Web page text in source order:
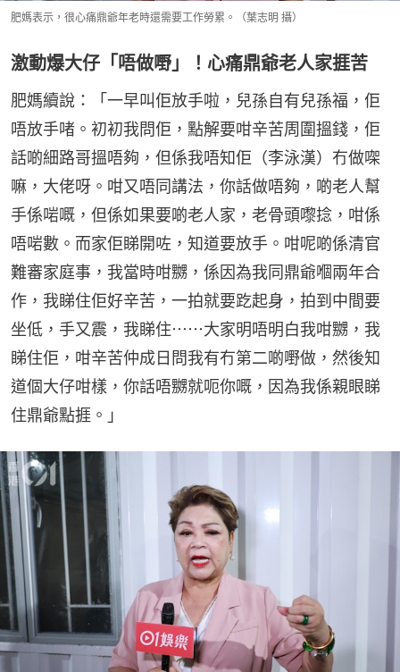
肥媽表示，很心痛鼎爺年老時還需要工作勞累。（葉志明 攝）
激動爆大仔「唔做嘢」！心痛鼎爺老人家捱苦
肥媽續說：「一早叫佢放手啦，兒孫自有兒孫福，佢
唔放手啫。初初我問佢，點解要咁辛苦周圍搵錢，佢
話啲細路哥搵唔夠，但係我唔知佢（李泳漢）冇做㗎
嘛，大佬呀。咁又唔同講法，你話做唔夠，啲老人幫
手係啱嘅，但係如果要啲老人家，老骨頭嚟捻，咁係
唔啱數。而家佢睇開咗，知道要放手。咁呢啲係清官
難審家庭事，我當時咁嬲，係因為我同鼎爺嗰兩年合
作，我睇住佢好辛苦，一拍就要趷起身，拍到中間要
坐低，手又震，我睇住⋯⋯大家明唔明白我咁嬲，我
睇住佢，咁辛苦仲成日問我有冇第二啲嘢做，然後知
道個大仔咁樣，你話唔嬲就呃你嘅，因為我係親眼睇
住鼎爺點捱。」